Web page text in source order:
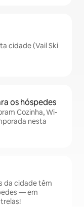
cidade (Vail Ski
os hóspedes
Cozinha, Wi-
nesta
da cidade têm
— em